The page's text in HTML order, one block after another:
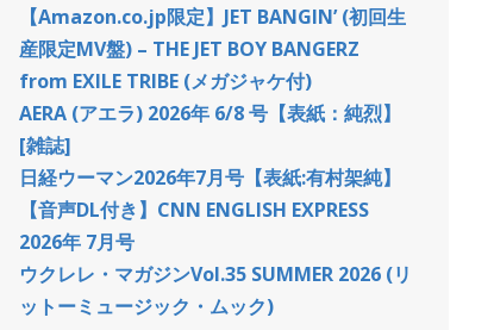
【Amazon.co.jp限定】JET BANGIN’ (初回生
産限定MV盤) – THE JET BOY BANGERZ
from EXILE TRIBE (メガジャケ付)
AERA (アエラ) 2026年 6/8 号【表紙：純烈】
[雑誌]
日経ウーマン2026年7月号【表紙:有村架純】
【音声DL付き】CNN ENGLISH EXPRESS
2026年 7月号
ウクレレ・マガジンVol.35 SUMMER 2026 (リ
ットーミュージック・ムック)